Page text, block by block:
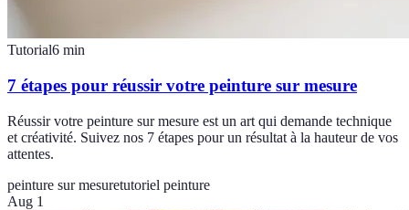
Tutorial6 min
7 étapes pour réussir votre peinture sur mesure
Réussir votre peinture sur mesure est un art qui demande technique
et créativité. Suivez nos 7 étapes pour un résultat à la hauteur de vos
attentes.
peinture sur mesuretutoriel peinture
Aug 1